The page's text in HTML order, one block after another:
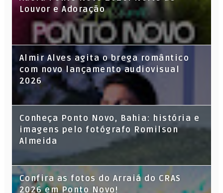
Louvor e Adoração
Almir Alves agita o brega romântico
com novo lançamento audiovisual
2026
Conheça Ponto Novo, Bahia: história e
imagens pelo fotógrafo Romilson
Almeida
Confira as fotos do Arraiá do CRAS
2026 em Ponto Novo!